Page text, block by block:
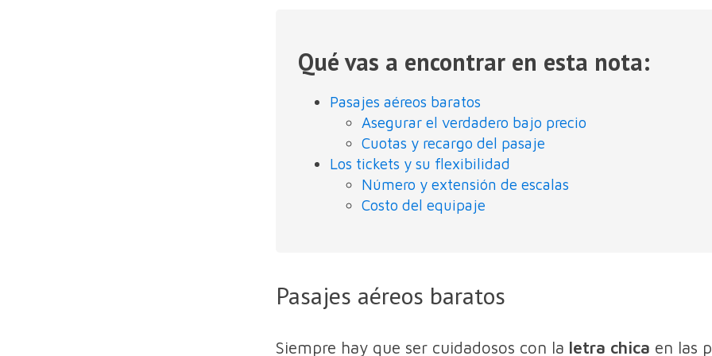
Qué vas a encontrar en esta nota:
Pasajes aéreos baratos
Asegurar el verdadero bajo precio
Cuotas y recargo del pasaje
Los tickets y su flexibilidad
Número y extensión de escalas
Costo del equipaje
Pasajes aéreos baratos
Siempre hay que ser cuidadosos con la letra chica en las